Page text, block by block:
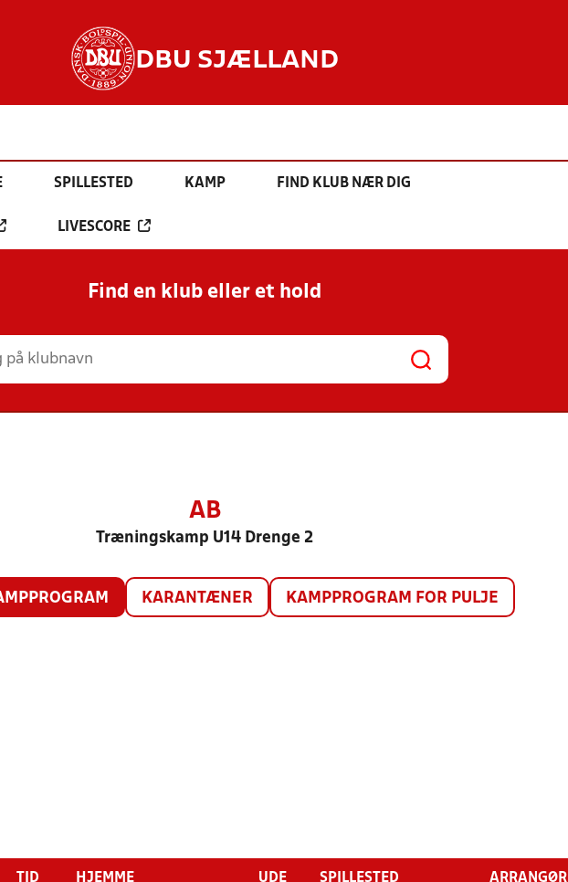
DBU SJÆLLAND
SPILLESTED KAMP FIND KLUB NÆR DIG
LIVESCORE
Find en klub eller et hold
AB
Træningskamp U14 Drenge 2
KARANTÆNER KAMPPROGRAM FOR PULJE
TID HJEMME UDE SPILLESTED ARRANGØR